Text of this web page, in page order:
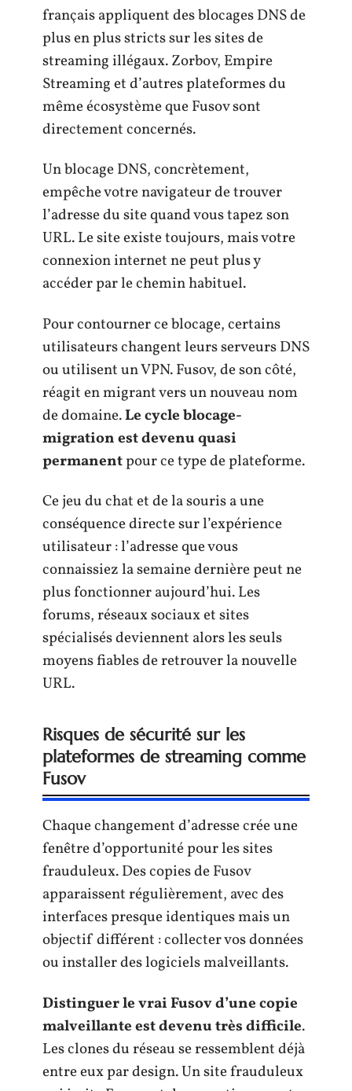
français appliquent des blocages DNS de
plus en plus stricts sur les sites de
streaming illégaux. Zorbov, Empire
Streaming et d’autres plateformes du
même écosystème que Fusov sont
directement concernés.
Un blocage DNS, concrètement,
empêche votre navigateur de trouver
l’adresse du site quand vous tapez son
URL. Le site existe toujours, mais votre
connexion internet ne peut plus y
accéder par le chemin habituel.
Pour contourner ce blocage, certains
utilisateurs changent leurs serveurs DNS
ou utilisent un VPN. Fusov, de son côté,
réagit en migrant vers un nouveau nom
de domaine.Le cycle blocage-
migration est devenu quasi
permanentpour ce type de plateforme.
Ce jeu du chat et de la souris a une
conséquence directe sur l’expérience
utilisateur : l’adresse que vous
connaissiez la semaine dernière peut ne
plus fonctionner aujourd’hui. Les
forums, réseaux sociaux et sites
spécialisés deviennent alors les seuls
moyens fiables de retrouver la nouvelle
URL.
Risques de sécurité sur les
plateformes de streaming comme
Fusov
Chaque changement d’adresse crée une
fenêtre d’opportunité pour les sites
frauduleux. Des copies de Fusov
apparaissent régulièrement, avec des
interfaces presque identiques mais un
objectif différent : collecter vos données
ou installer des logiciels malveillants.
Distinguer le vrai Fusov d’une copie
malveillante est devenu très difficile.
Les clones du réseau se ressemblent déjà
entre eux par design. Un site frauduleux